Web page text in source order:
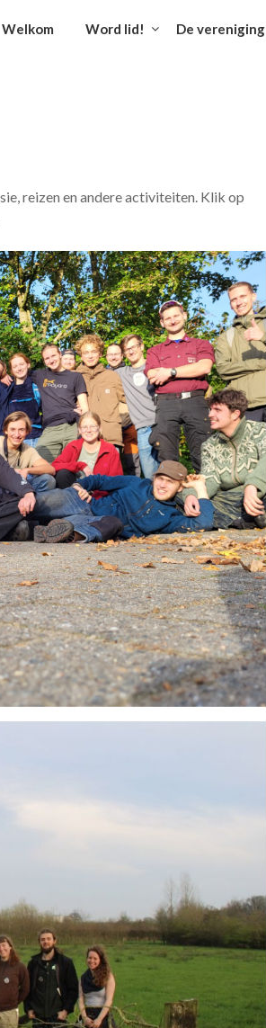
Welkom Word lid! De vereniging
reizen en andere activiteiten. Klik op